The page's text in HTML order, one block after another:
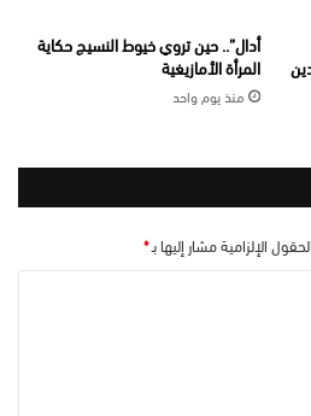
أدال”.. حين تروي خيوط النسيج حكاية
المرأة الأمازيغية
منذ يوم واحد
الحقول الإلزامية مشار إليها بـ*